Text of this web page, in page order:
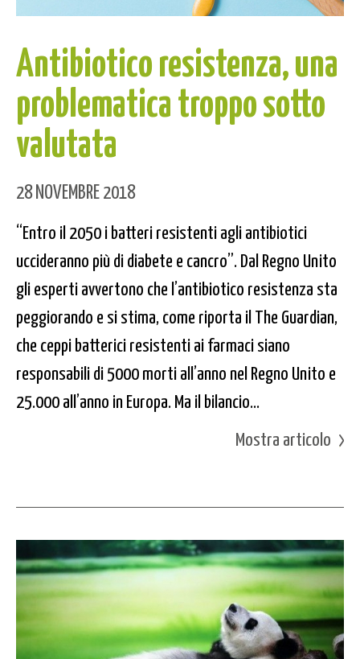
Antibiotico resistenza, una
problematica troppo sotto
valutata
28 NOVEMBRE 2018
“Entro il 2050 i batteri resistenti agli antibiotici
uccideranno più di diabete e cancro”. Dal Regno Unito
gli esperti avvertono che l’antibiotico resistenza sta
peggiorando e si stima, come riporta il The Guardian,
che ceppi batterici resistenti ai farmaci siano
responsabili di 5000 morti all’anno nel Regno Unito e
25.000 all’anno in Europa. Ma il bilancio...
Mostra articolo